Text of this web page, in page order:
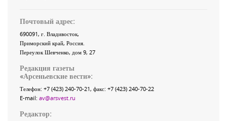
Почтовый адрес:
690091, г. Владивосток,
Приморский край, Россия
Переулок Шевченко, дом 9, 27
Редакция газеты
«Арсеньевские вести»:
Телефон: +7 (423) 240-70-21, факс: +7 (423) 240-70-22
E-mail: av@arsvest.ru
Редактор: